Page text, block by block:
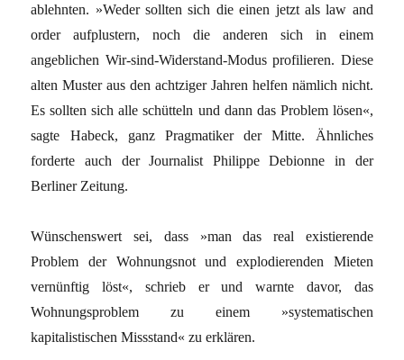
ablehnten. »Weder sollten sich die einen jetzt als law and
order aufplustern, noch die anderen sich in einem
angeblichen Wir-sind-Widerstand-Modus profilieren. Diese
alten Muster aus den achtziger Jahren helfen nämlich nicht.
Es sollten sich alle schütteln und dann das Problem lösen«,
sagte Habeck, ganz Pragmatiker der Mitte. Ähnliches
forderte auch der Journalist Philippe Debionne in der
Berliner Zeitung.
Wünschenswert sei, dass »man das real existierende
Problem der Wohnungsnot und explodierenden Mieten
vernünftig löst«, schrieb er und warnte davor, das
Wohnungsproblem zu einem »systematischen
kapitalistischen Missstand« zu erklären.